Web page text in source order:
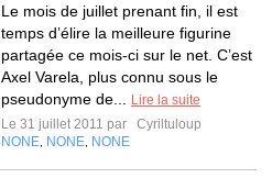
Le mois de juillet prenant fin, il est
temps d’élire la meilleure figurine
partagée ce mois-ci sur le net. C’est
Axel Varela, plus connu sous le
pseudonyme de...
Lire la suite
Le 31 juillet 2011 par
Cyriltuloup
NONE NONE NONE